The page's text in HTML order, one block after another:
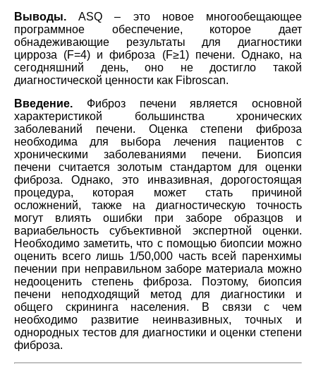
Выводы.ASQ – это новое многообещающее
программное обеспечение, которое дает
обнадеживающие результаты для диагностики
цирроза (F=4) и фиброза (F≥1) печени. Однако, на
сегодняшний день, оно не достигло такой
диагностической ценности как Fibroscan.
Введение. Фиброз печени является основной
характеристикой большинства хронических
заболеваний печени. Оценка степени фиброза
необходима для выбора лечения пациентов с
хроническими заболеваниями печени. Биопсия
печени считается золотым стандартом для оценки
фиброза. Однако, это инвазивная, дорогостоящая
процедура, которая может стать причиной
осложнений, также на диагностическую точность
могут влиять ошибки при заборе образцов и
вариабельность субъективной экспертной оценки.
Необходимо заметить, что с помощью биопсии можно
оценить всего лишь 1/50,000 часть всей паренхимы
печении при неправильном заборе материала можно
недооценить степень фиброза. Поэтому, биопсия
печени неподходящий метод для диагностики и
общего скрининга населения. В связи с чем
необходимо развитие неинвазивных, точных и
однородных тестов для диагностики и оценки степени
фиброза.